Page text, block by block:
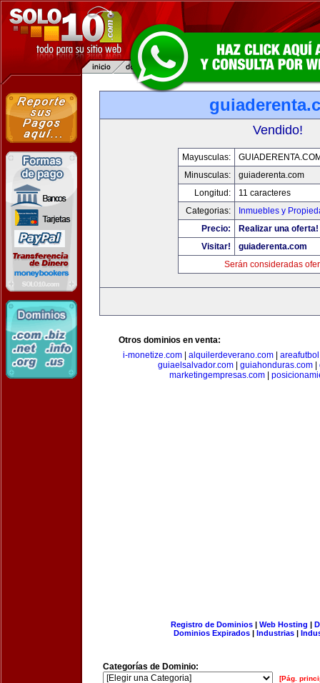
Vendido!
Mayusculas:
Minusculas:
guiaderenta.com
Longitud:
11 caracteres
Categorias:
Inmuebles y
Precio:
Realizar una oferta!
Visitar!
guiaderenta.com
Serán consideradas
Otros dominios en venta:
i-monetize.com
alquilerdeverano.com
guiaelsalvador.com| guiahonduras.com|
marketingempresas.com
Registro de Dominios| Web Hosting |
Dominios Expirados | Industrias |
Categorías de Dominio:
[Pág.